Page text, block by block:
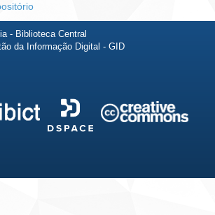
- Biblioteca Central
da Informação Digital - GID